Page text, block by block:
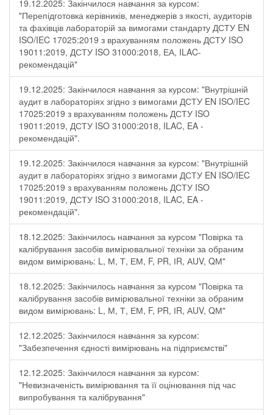
19.12.2025: Закінчилося навчання за курсом:
"Перепідготовка керівників, менеджерів з якості, аудиторів
та фахівців лабораторій за вимогами стандарту ДСТУ EN
ISO/IEC 17025:2019 з врахуванням положень ДСТУ ISO
19011:2019, ДСТУ ISO 31000:2018, ЕА, ILAC-
рекомендацій"
19.12.2025: Закінчилося навчання за курсом: "Внутрішній
аудит в лабораторіях згідно з вимогами ДСТУ EN ISO/IEC
17025:2019 з врахуванням положень ДСТУ ISO
19011:2019, ДСТУ ISO 31000:2018, ILAC, EA -
рекомендацій".
19.12.2025: Закінчилося навчання за курсом: "Внутрішній
аудит в лабораторіях згідно з вимогами ДСТУ EN ISO/IEC
17025:2019 з врахуванням положень ДСТУ ISO
19011:2019, ДСТУ ISO 31000:2018, ILAC, EA -
рекомендацій".
18.12.2025: Закінчилось навчання за курсом "Повірка та
калібрування засобів вимірювальної техніки за обраним
видом вимірювань: L, М, Т, ЕМ, F, РR, ІR, АUV, QМ"
18.12.2025: Закінчилось навчання за курсом "Повірка та
калібрування засобів вимірювальної техніки за обраним
видом вимірювань: L, М, Т, ЕМ, F, РR, ІR, АUV, QМ"
12.12.2025: Закінчилося навчання за курсом:
"Забезпечення єдності вимірювань на підприємстві"
12.12.2025: Закінчилося навчання за курсом:
"Невизначеність вимірювання та її оцінювання під час
випробування та калібрування"